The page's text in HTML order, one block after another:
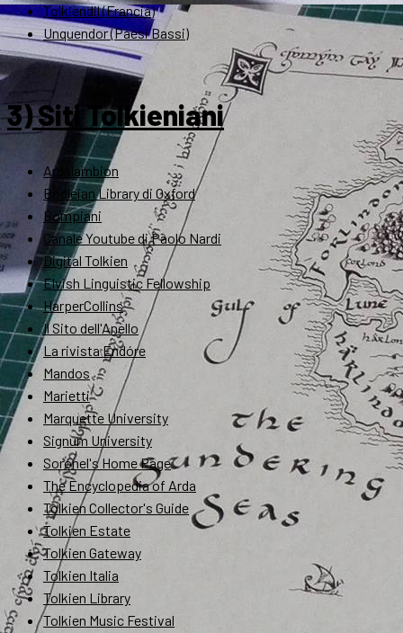
Tolkiendil (Francia)
Unquendor (Paesi Bassi)
3) Siti Tolkieniani
Ardalambion
Bodleian Library di Oxford
Bompiani
Canale Youtube di Paolo Nardi
Digital Tolkien
Elvish Linguistic Fellowship
HarperCollins
Il Sito dell'Anello
La rivista Endóre
Mandos
Marietti
Marquette University
Signum University
Soronel's Home Page
The Encyclopedia of Arda
Tolkien Collector's Guide
Tolkien Estate
Tolkien Gateway
Tolkien Italia
Tolkien Library
Tolkien Music Festival